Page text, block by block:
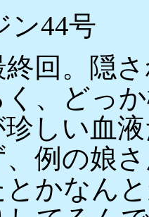
44号
回。隠
く、どっ
しい血
例の娘
かなん